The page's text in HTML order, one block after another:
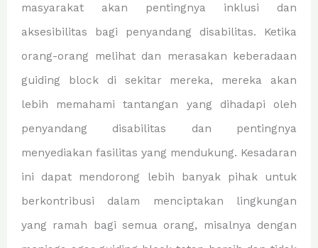
masyarakat akan pentingnya inklusi dan
aksesibilitas bagi penyandang disabilitas. Ketika
orang-orang melihat dan merasakan keberadaan
guiding block di sekitar mereka, mereka akan
lebih memahami tantangan yang dihadapi oleh
penyandang disabilitas dan pentingnya
menyediakan fasilitas yang mendukung. Kesadaran
ini dapat mendorong lebih banyak pihak untuk
berkontribusi dalam menciptakan lingkungan
yang ramah bagi semua orang, misalnya dengan